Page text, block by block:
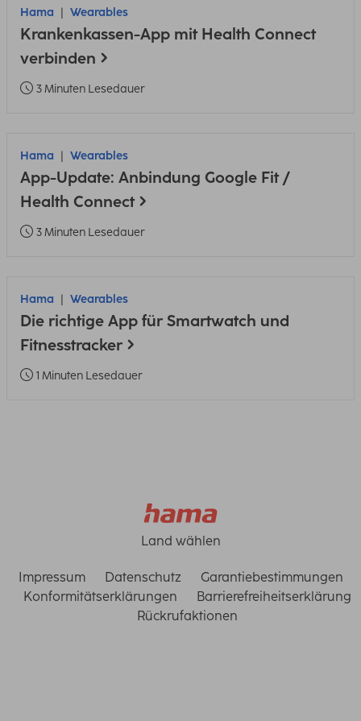
Hama Wearables
Krankenkassen-App mit Health Connect
verbinden
3 Minuten Lesedauer
Hama Wearables
App-Update: Anbindung Google Fit /
Health Connect
3 Minuten Lesedauer
Hama Wearables
Die richtige App für Smartwatch und
Fitnesstracker
1 Minuten Lesedauer
Land wählen
Impressum Datenschutz
Garantiebestimmungen
Konformitätserklärungen
Barrierefreiheitserklärung
Rückrufaktionen